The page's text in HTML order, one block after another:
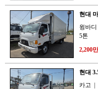
현대
윙바디
5톤
2,200
현대
카고 |